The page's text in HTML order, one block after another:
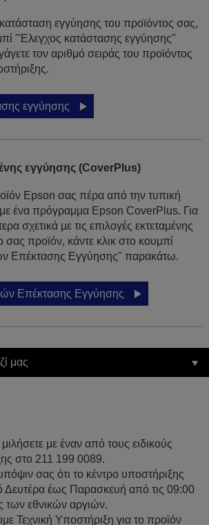
κατάσταση εγγύησης του προϊόντος σας,
"Έλεγχος κατάστασης εγγύησης"
τον αριθμό σειράς του προϊόντος
εγγύησης
εγγύησης (CoverPlus)
Epson σας πέρα από την τυπική
ένα πρόγραμμα Epson CoverPlus. Για
σχετικά με τις επιλογές εκτεταμένης
σας προϊόν, κάντε κλικ στο κουμπί
Επέκτασης Εγγύησης" παρακάτω.
Επέκτασης Εγγύησης
μας
με έναν από τους ειδικούς
στο 211 199 0089.
σας ότι το κέντρο υποστήριξης
Δευτέρα έως Παρασκευή από τις 09:00
των εθνικών αργιών.
Τεχνική Υποστήριξη για το προϊόν